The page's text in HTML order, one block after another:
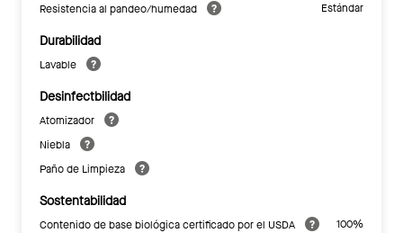
Resistencia al pandeo/humedad Estándar
Durabilidad
Lavable
Desinfectbilidad
Atomizador
Niebla
Paño de Limpieza
Sostentabilidad
Contenido de base biológica certificado por el USDA 100%